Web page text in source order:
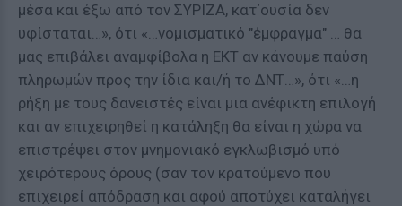
μέσα και έξω από τον ΣΥΡΙΖΑ, κατ΄ουσία δεν
υφίσταται…», ότι «…νομισματικό "έμφραγμα" … θα
μας επιβάλει αναμφίβολα η ΕΚΤ αν κάνουμε παύση
πληρωμών προς την ίδια και/ή το ΔΝΤ…», ότι «…η
ρήξη με τους δανειστές είναι μια ανέφικτη επιλογή
και αν επιχειρηθεί η κατάληξη θα είναι η χώρα να
επιστρέψει στον μνημονιακό εγκλωβισμό υπό
χειρότερους όρους (σαν τον κρατούμενο που
επιχειρεί απόδραση και αφού αποτύχει καταλήγει